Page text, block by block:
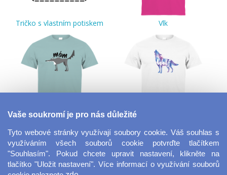
Tričko s vlastním potiskem Vlk
Vaše soukromí je pro nás důležité
Tyto webové stránky využívají soubory cookie. Váš souhlas s
využíváním všech souborů cookie potvrďte tlačítkem
"Souhlasím". Pokud chcete upravit nastavení, klikněte na
tlačítko "Uložit nastavení". Více informací o využívání souborů